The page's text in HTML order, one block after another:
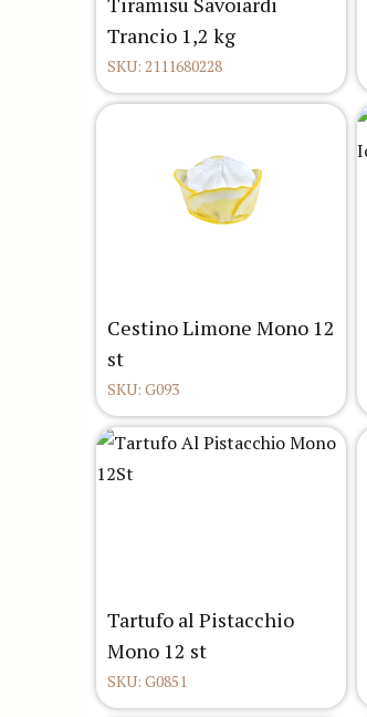
Trancio 1,2 kg
SKU: 2111680228
Cestino Limone Mono 12
st
SKU: G093
Tartufo al Pistacchio
Mono 12 st
SKU: G0851